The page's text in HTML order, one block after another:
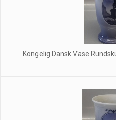
Kongelig Dansk Vase